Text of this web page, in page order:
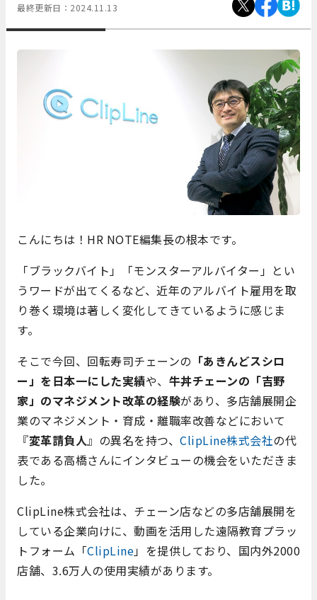
最終更新日： 2024.11.13
こんにちは！HR NOTE編集長の根本です。
「ブラックバイト」「モンスターアルバイター」とい
うワードが出てくるなど、近年のアルバイト雇用を取
り巻く環境は著しく変化してきているように感じま
す。
そこで今回、回転寿司チェーンの 「あきんどスシロ
ー」を日本一にした実績や、 牛丼チェーンの「吉野
家」のマネジメント改革の経験があり、多店舗展開企
業のマネジメント・育成・離職率改善などにおいて
『変革請負人』の異名を持つ、 ClipLine株式会社の代
表である高橋さんにインタビューの機会をいただきま
した。
ClipLine株式会社は、チェーン店などの多店舗展開を
している企業向けに、動画を活用した遠隔教育プラッ
トフォーム「ClipLine」を提供しており、国内外2000
店舗、3.6万人の使用実績があります。